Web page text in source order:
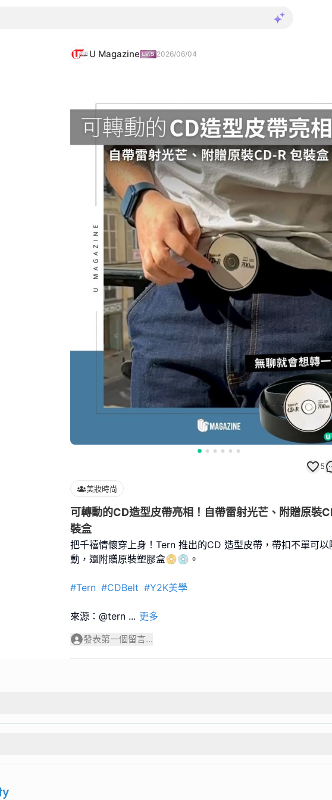
U Magazine 2026/06/04
5
美妝時尚
可轉動的CD造型皮帶亮相！自帶雷射光芒、附贈原裝
裝盒
把千禧情懷穿上身！Tern 推出的CD 造型皮帶，帶扣不單可以
動，還附贈原裝塑膠盒📀💿。
#Tern #CDBelt #Y2K美學
來源：@tern ... 更多
發表第一個留言...